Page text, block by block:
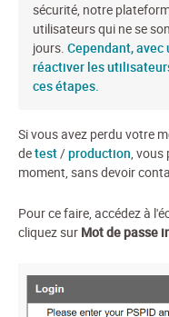
sécurité, notre
utilisateurs qui ne se
jours. Cependant, avec
réactiver les
ces étapes.
Si vous avez perdu votre
detest/production, vous
moment, sans devoir
Pour ce faire, accédez à
cliquez sur Mot de passe